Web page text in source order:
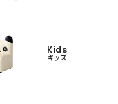
Kids
キッズ